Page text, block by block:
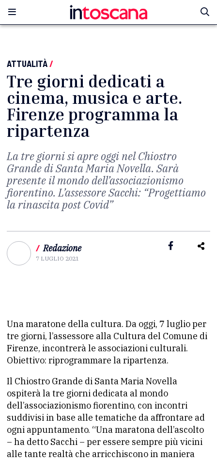
ATTUALITÀ/
Tre giorni dedicati a
cinema, musica e arte.
Firenze programma la
ripartenza
La tre giorni si apre oggi nel Chiostro
Grande di Santa Maria Novella. Sarà
presente il mondo dell’associazionismo
fiorentino. L’assessore Sacchi: “Progettiamo
la rinascita post Covid”
/ Redazione
7 LUGLIO 2021
Una maratone della cultura. Da oggi, 7 luglio per
tre giorni, l’assessore alla Cultura del Comune di
Firenze, incontrerà le associazioni culturali.
Obiettivo: riprogrammare la ripartenza.
Il Chiostro Grande di Santa Maria Novella
ospiterà la tre giorni dedicata al mondo
dell’associazionismo fiorentino, con incontri
suddivisi in base alle tematiche da affrontare ad
ogni appuntamento. “Una maratona dell’ascolto
– ha detto Sacchi – per essere sempre più vicini
alle tante realtà che arricchiscono in maniera